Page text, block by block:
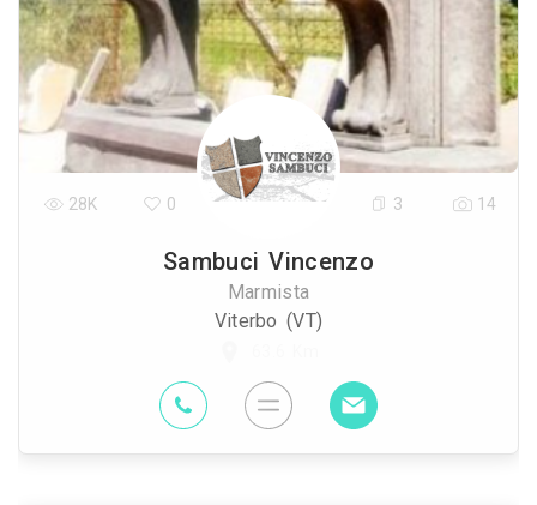
Sambuci Vincenzo
Marmista
Viterbo (VT)
28K 0 3 14